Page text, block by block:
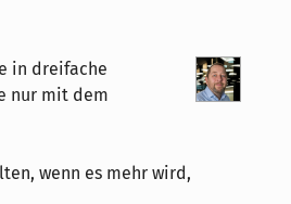
in dreifache
nur mit dem
wenn es mehr wird,